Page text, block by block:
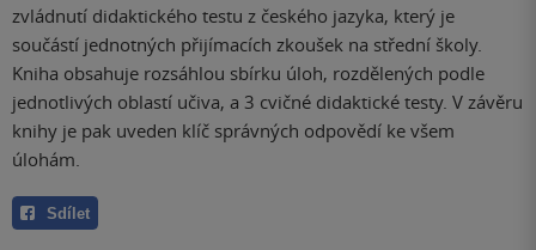
zvládnutí didaktického testu z českého jazyka, který je
součástí jednotných přijímacích zkoušek na střední školy.
Kniha obsahuje rozsáhlou sbírku úloh, rozdělených podle
jednotlivých oblastí učiva, a 3 cvičné didaktické testy. V závěru
knihy je pak uveden klíč správných odpovědí ke všem
úlohám.
Sdílet